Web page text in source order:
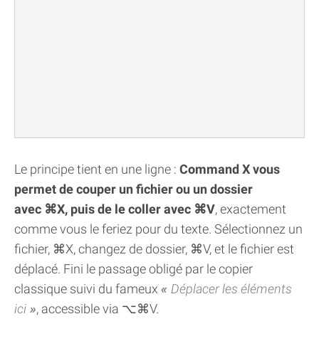
Le principe tient en une ligne : Command X vous
permet de couper un fichier ou un dossier
avec ⌘X, puis de le coller avec ⌘V, exactement
comme vous le feriez pour du texte. Sélectionnez un
fichier, ⌘X, changez de dossier, ⌘V, et le fichier est
déplacé. Fini le passage obligé par le copier
classique suivi du fameux
Déplacer les éléments
ici
, accessible via ⌥⌘V.